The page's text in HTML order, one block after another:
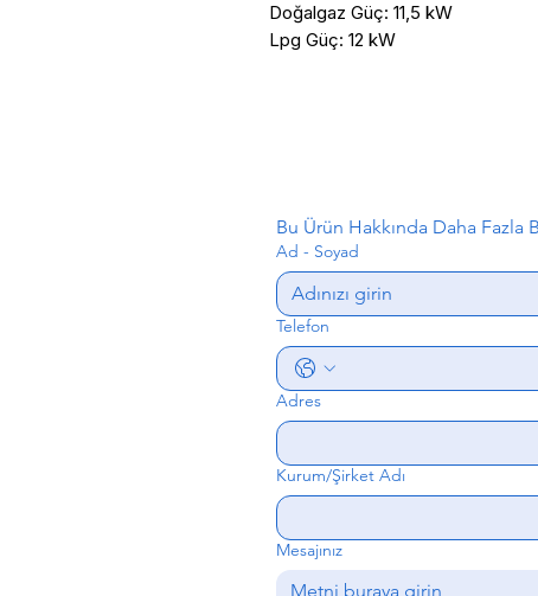
Doğalgaz Güç: 11,5 kW
Lpg Güç: 12 kW
Bu Ürün Hakkında Daha
Ad - Soyad
Telefon
Adres
Kurum/Şirket Adı
Mesajınız